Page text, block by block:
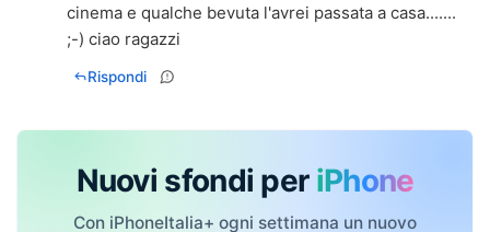
cinema e qualche bevuta l'avrei passata a casa.......
;-) ciao ragazzi
Rispondi
Nuovi sfondi per iPhone
Con iPhoneItalia+ ogni settimana un nuovo